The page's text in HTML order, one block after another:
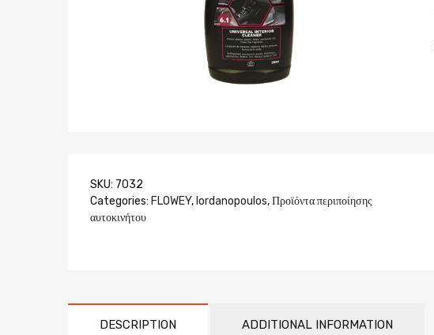
SKU: 7032
Categories: FLOWEY, Iordanopoulos,Προϊόντα περιποίησης
αυτοκινήτου
DESCRIPTION ADDITIONAL INFORMATION